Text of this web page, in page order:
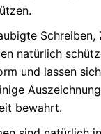
Schreiben,
natürlich
und lassen
bewahrt.